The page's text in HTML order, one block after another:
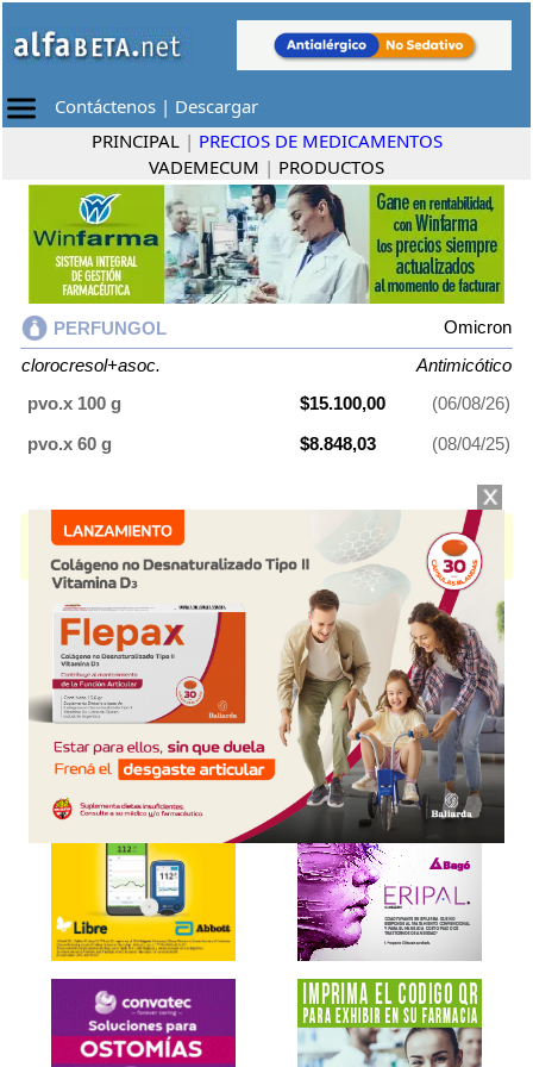
Contáctenos | Descargar
PRINCIPAL | PRECIOS DE MEDICAMENTOS
VADEMECUM | PRODUCTOS
PERFUNGOL
Omicron
clorocresol+asoc.
Antimicótico
pvo.x 100 g
$15.100,00
(06/08/26)
pvo.x 60 g
$8.848,03 (08/04/25)
PERFUNGOLcontiene y se indica como Antimicótico
Es producido porOmicrony cuenta con 2 presentaciones disponibles.
Explorar más
Otros productos con
clorocresol+asoc.
Otros productos de
Omicron